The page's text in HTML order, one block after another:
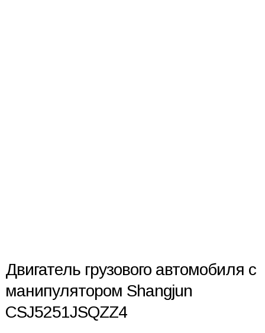
Двигатель грузового автомобиля с
манипулятором Shangjun
CSJ5251JSQZZ4